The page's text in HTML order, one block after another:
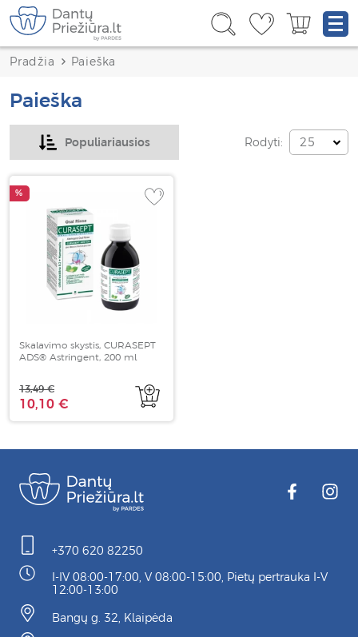
Pradžia Paieška
Paieška
Populiariausios Rodyti: 25
%
Skalavimo skystis, CURASEPT
ADS® Astringent, 200 ml
10,10 €
13,49 €
+370 620 82250
I-IV 08:00-17:00, V 08:00-15:00, Pietų pertrauka I-V
12:00-13:00
Bangų g. 32, Klaipėda